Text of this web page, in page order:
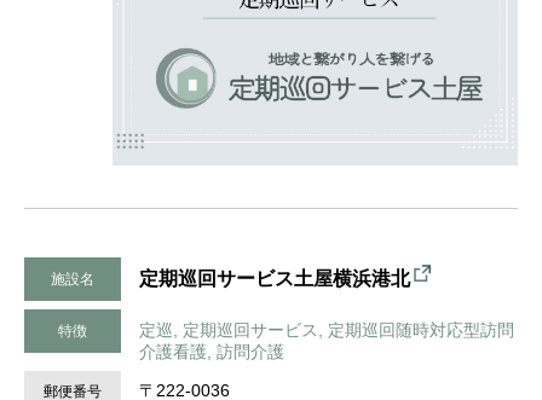
施設名 定期巡回サービス土屋横浜港北
特徴
定巡, 定期巡回サービス, 定期巡回随時対応型訪問
介護看護, 訪問介護
郵便番号 〒222-0036